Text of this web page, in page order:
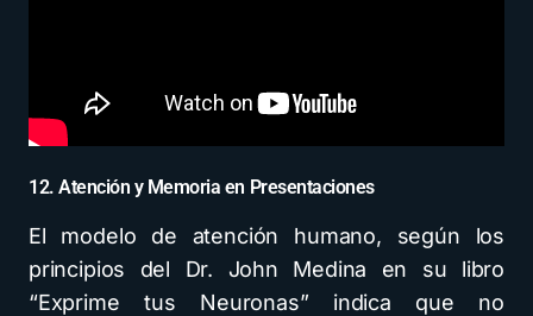
12. Atención y Memoria en Presentaciones
El modelo de atención humano, según los
principios del Dr. John Medina en su libro
“Exprime tus Neuronas” indica que no